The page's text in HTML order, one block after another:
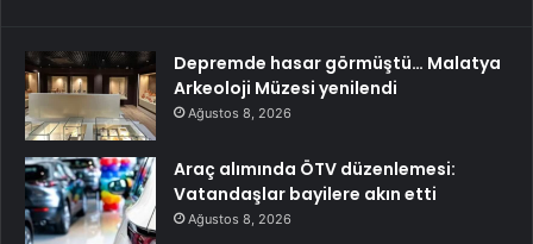
Depremde hasar görmüştü… Malatya
Arkeoloji Müzesi yenilendi
Ağustos 8, 2026
Araç alımında ÖTV düzenlemesi:
Vatandaşlar bayilere akın etti
Ağustos 8, 2026